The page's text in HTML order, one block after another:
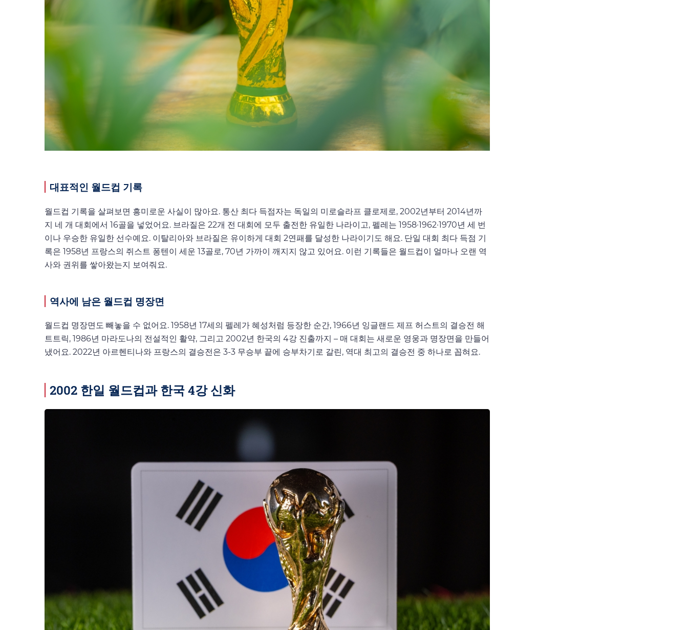
대표적인 월드컵 기록
월드컵 기록을 살펴보면 흥미로운 사실이 많아요. 통산 최다 득점자는 독일의 미로슬라프 클로제로, 2002년부터 2014년까
지 네 개 대회에서 16골을 넣었어요. 브라질은 22개 전 대회에 모두 출전한 유일한 나라이고, 펠레는 1958·1962·1970년 세 번
이나 우승한 유일한 선수예요. 이탈리아와 브라질은 유이하게 대회 2연패를 달성한 나라이기도 해요. 단일 대회 최다 득점 기
록은 1958년 프랑스의 쥐스트 퐁텐이 세운 13골로, 70년 가까이 깨지지 않고 있어요. 이런 기록들은 월드컵이 얼마나 오랜 역
사와 권위를 쌓아왔는지 보여줘요.
역사에 남은 월드컵 명장면
월드컵 명장면도 빼놓을 수 없어요. 1958년 17세의 펠레가 혜성처럼 등장한 순간, 1966년 잉글랜드 제프 허스트의 결승전 해
트트릭, 1986년 마라도나의 전설적인 활약, 그리고 2002년 한국의 4강 진출까지 – 매 대회는 새로운 영웅과 명장면을 만들어
냈어요. 2022년 아르헨티나와 프랑스의 결승전은 3-3 무승부 끝에 승부차기로 갈린, 역대 최고의 결승전 중 하나로 꼽혀요.
2002 한일 월드컵과 한국 4강 신화